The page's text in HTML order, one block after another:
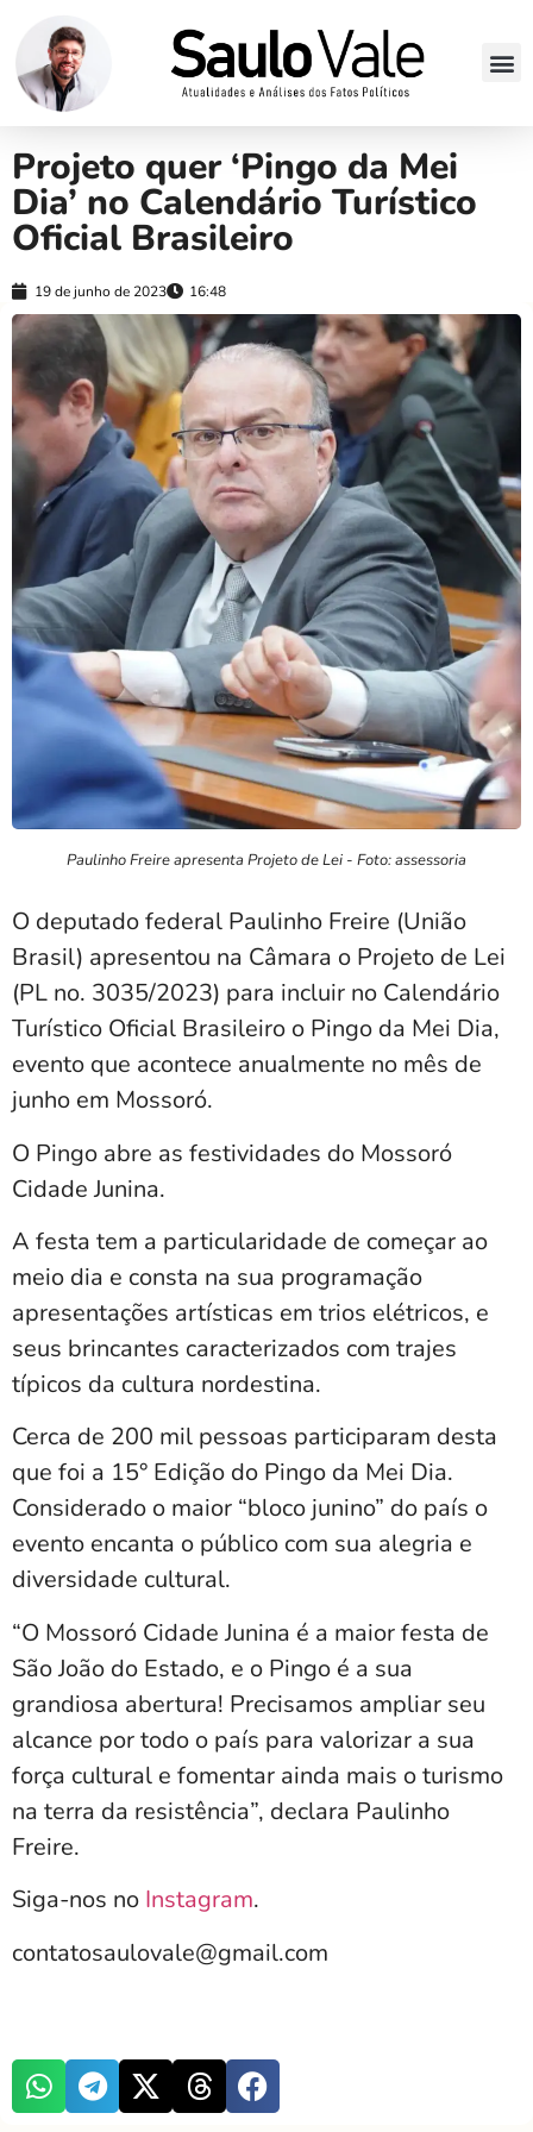
Projeto quer ‘Pingo da Mei
Dia’ no Calendário Turístico
Oficial Brasileiro
19 de junho de 2023 16:48
Paulinho Freire apresenta Projeto de Lei - Foto: assessoria
O deputado federal Paulinho Freire (União
Brasil) apresentou na Câmara o Projeto de Lei
(PL no. 3035/2023) para incluir no Calendário
Turístico Oficial Brasileiro o Pingo da Mei Dia,
evento que acontece anualmente no mês de
junho em Mossoró.
O Pingo abre as festividades do Mossoró
Cidade Junina.
A festa tem a particularidade de começar ao
meio dia e consta na sua programação
apresentações artísticas em trios elétricos, e
seus brincantes caracterizados com trajes
típicos da cultura nordestina.
Cerca de 200 mil pessoas participaram desta
que foi a 15° Edição do Pingo da Mei Dia.
Considerado o maior “bloco junino” do país o
evento encanta o público com sua alegria e
diversidade cultural.
“O Mossoró Cidade Junina é a maior festa de
São João do Estado, e o Pingo é a sua
grandiosa abertura! Precisamos ampliar seu
alcance por todo o país para valorizar a sua
força cultural e fomentar ainda mais o turismo
na terra da resistência”, declara Paulinho
Freire.
Siga-nos no Instagram.
contatosaulovale@gmail.com